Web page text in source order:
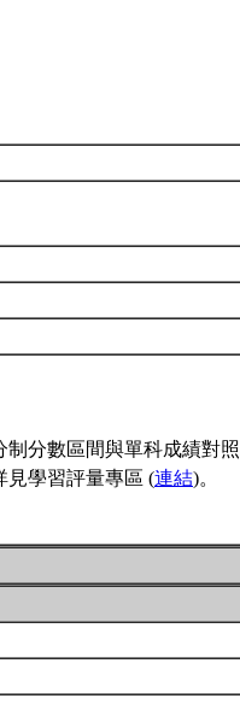
分數區間與單科成績對照
見學習評量專區 (連結)。